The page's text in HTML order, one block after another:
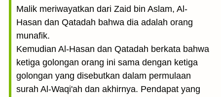
Malik meriwayatkan dari Zaid bin Aslam, Al-
Hasan dan Qatadah bahwa dia adalah orang
munafik.
Kemudian Al-Hasan dan Qatadah berkata bahwa
ketiga golongan orang ini sama dengan ketiga
golongan yang disebutkan dalam permulaan
surah Al-Waqi'ah dan akhirnya. Pendapat yang